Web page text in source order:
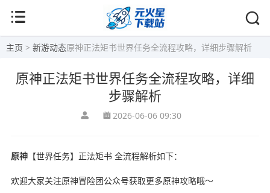
主页 > 新游动态原神正法矩书世界任务全流程攻略，详细步骤解析
原神正法矩书世界任务全流程攻略，详细
步骤解析
2026-06-06 09:30
原神【世界任务】正法矩书 全流程解析如下：
欢迎大家关注原神冒险团公众号获取更多原神攻略哦～